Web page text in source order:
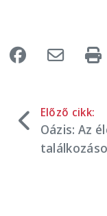
Előző cikk:
Oázis: Az